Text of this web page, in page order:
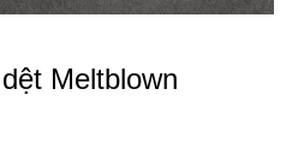
Meltblown